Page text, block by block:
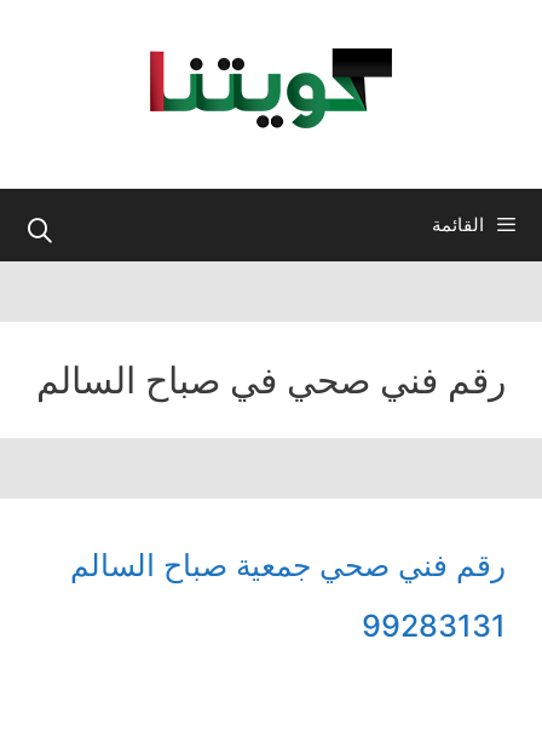
القائمة
رقم فني صحي في صباح السالم
رقم فني صحي جمعية صباح السالم
99283131